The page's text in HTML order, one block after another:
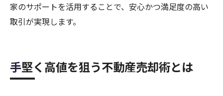
家のサポートを活用することで、安心かつ満足度の高い
取引が実現します。
手堅く高値を狙う不動産売却術とは